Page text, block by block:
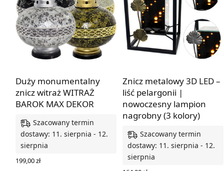
Duży monumentalny
znicz witraż WITRAŻ
BAROK MAX DEKOR
Szacowany termin
dostawy: 11. sierpnia - 12.
sierpnia
199,00zł
Znicz metalowy 3D LED –
liść pelargonii |
nowoczesny lampion
nagrobny (3 kolory)
Szacowany termin
dostawy: 11. sierpnia - 12.
sierpnia